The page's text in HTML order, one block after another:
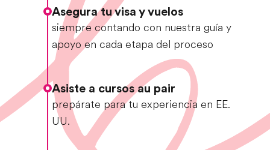
Asegura tu visa y vuelos
siempre contando con nuestra guía y
apoyo en cada etapa del proceso
Asiste a cursos au pair
prepárate para tu experiencia en EE.
UU.